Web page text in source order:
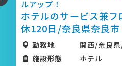
ルアップ！
ホテルのサービス兼
休120日/奈良県奈良市
勤務地
関西/奈良
施設形態
ホテル